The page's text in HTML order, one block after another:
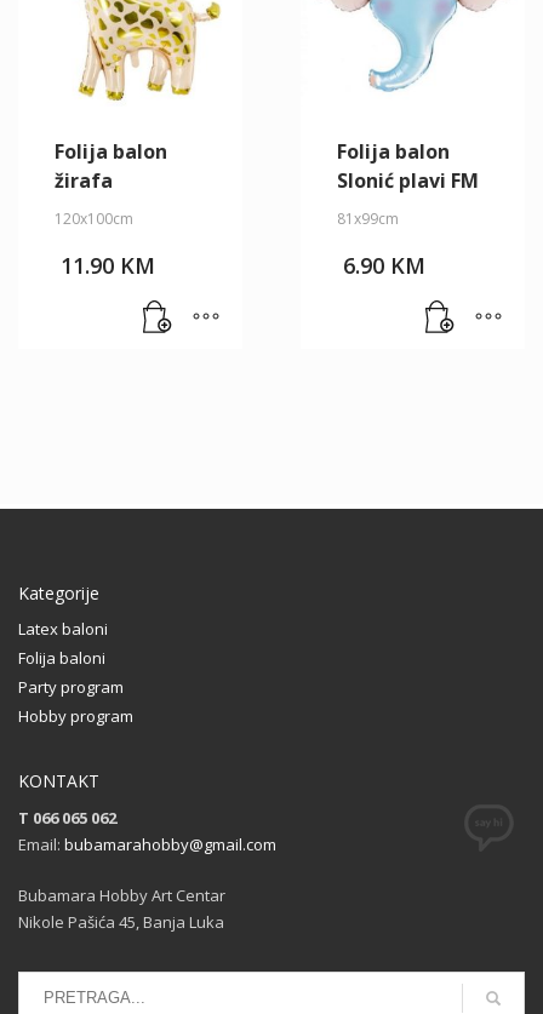
Folija balon
žirafa
120x100cm
11.90 KM
Folija balon
Slonić plavi FM
81x99cm
6.90 KM
Kategorije
Latex baloni
Folija baloni
Party program
Hobby program
KONTAKT
T 066 065 062
Email: bubamarahobby@gmail.com
Bubamara Hobby Art Centar
Nikole Pašića 45, Banja Luka